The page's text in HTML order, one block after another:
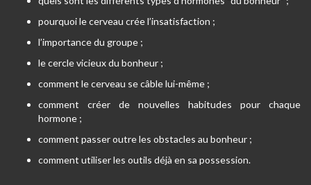
pourquoi le cerveau crée l’insatisfaction ;
l’importance du groupe ;
le cercle vicieux du bonheur ;
comment le cerveau se câble lui-même ;
comment créer de nouvelles habitudes pour chaque
hormone ;
comment passer outre les obstacles au bonheur ;
comment utiliser les outils déjà en sa possession.